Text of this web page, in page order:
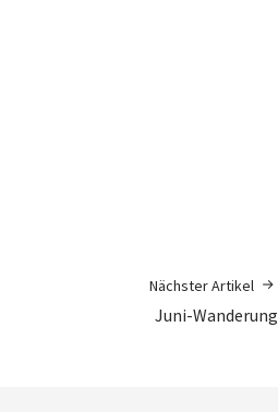
Nächster Artikel
Juni-Wanderung